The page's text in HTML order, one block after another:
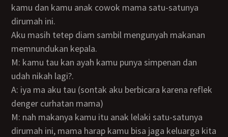
kamu dan kamu anak cowok mama satu-satunya
dirumah ini.
Aku masih tetep diam sambil mengunyah makanan
memnundukan kepala.
M: kamu tau kan ayah kamu punya simpenan dan
udah nikah lagi?.
A: iya ma aku tau (sontak aku berbicara karena reflek
denger curhatan mama)
M: nah makanya kamu itu anak lelaki satu-satunya
dirumah ini, mama harap kamu bisa jaga keluarga kita